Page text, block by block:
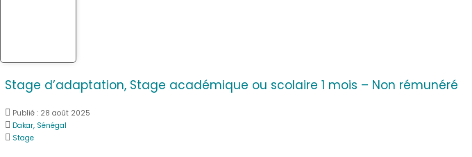
Stage d’adaptation, Stage académique ou scolaire 1 mois – Non rémunéré
Publié : 28 août 2025
Dakar, Sénégal
Stage